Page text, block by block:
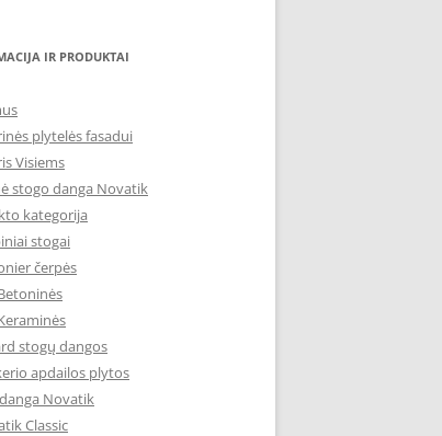
IR PRODUKTAI
plytelės fasadui
Visiems
stogo danga Novatik
kategorija
stogai
čerpės
stogų dangos
apdailos plytos
Novatik
Classic